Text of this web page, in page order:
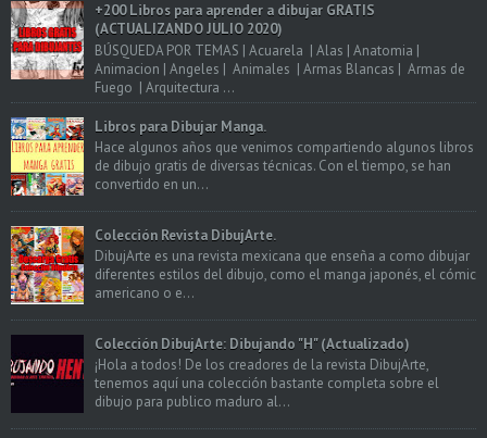
+200 Libros para aprender a dibujar GRATIS
(ACTUALIZANDO JULIO 2020)
BÚSQUEDA POR TEMAS | Acuarela | Alas | Anatomia |
Animacion | Angeles | Animales | Armas Blancas | Armas de
Fuego | Arquitectura ...
Libros para Dibujar Manga.
Hace algunos años que venimos compartiendo algunos libros
de dibujo gratis de diversas técnicas. Con el tiempo, se han
convertido en un...
Colección Revista DibujArte.
DibujArte es una revista mexicana que enseña a como dibujar
diferentes estilos del dibujo, como el manga japonés, el cómic
americano o e...
Colección DibujArte: Dibujando "H" (Actualizado)
¡Hola a todos! De los creadores de la revista DibujArte,
tenemos aquí una colección bastante completa sobre el
dibujo para publico maduro al...